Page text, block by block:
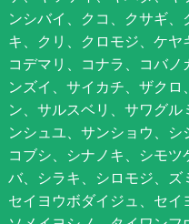
ンシバイ、クコ、クサギ
キ、クリ、クロモジ、ケヤ
コデマリ、コナラ、コバ
ンズイ、サイカチ、ザク
ン、サルスベリ、サワグ
ンシュユ、サンショウ、
コブシ、シナノキ、シモ
バ、シラキ、シロモジ、ズ
セイヨウボダイジュ、セイ